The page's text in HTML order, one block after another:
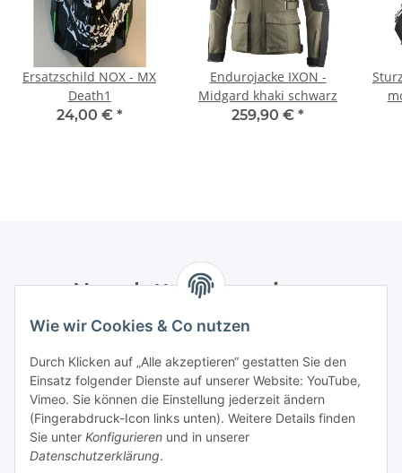
Wie wir Cookies & Co nutzen
Durch Klicken auf „Alle akzeptieren“ gestatten Sie den
Einsatz folgender Dienste auf unserer Website: YouTube,
Vimeo. Sie können die Einstellung jederzeit ändern
(Fingerabdruck-Icon links unten). Weitere Details finden
Sie unter Konfigurieren und in unserer
Datenschutzerklärung.
Ersatzschild NOX - MX
Death1
24,00 € *
Endurojacke IXON -
Midgard khaki schwarz
259,90 € *
Newsletter Abonnieren
Bitte senden Sie mir entsprechend Ihrer
Informationen zu Ihrem Produktsortiment per E-Mail zu.
Abonnieren
Newsletter Abonnieren